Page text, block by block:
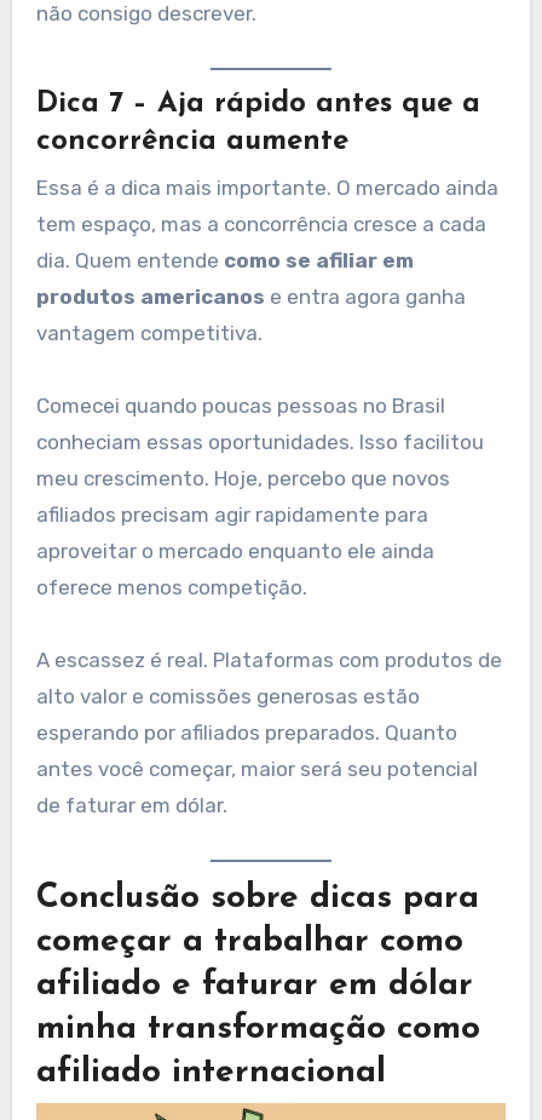
não consigo descrever.
Dica 7 – Aja rápido antes que a
concorrência aumente
Essa é a dica mais importante. O mercado ainda
tem espaço, mas a concorrência cresce a cada
dia. Quem entende como se afiliar em
produtos americanos e entra agora ganha
vantagem competitiva.
Comecei quando poucas pessoas no Brasil
conheciam essas oportunidades. Isso facilitou
meu crescimento. Hoje, percebo que novos
afiliados precisam agir rapidamente para
aproveitar o mercado enquanto ele ainda
oferece menos competição.
A escassez é real. Plataformas com produtos de
alto valor e comissões generosas estão
esperando por afiliados preparados. Quanto
antes você começar, maior será seu potencial
de faturar em dólar.
Conclusão sobre dicas para
começar a trabalhar como
afiliado e faturar em dólar
minha transformação como
afiliado internacional